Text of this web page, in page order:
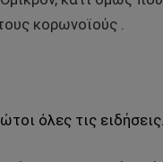
κορωνοϊούς .
όλες τις ειδήσεις.